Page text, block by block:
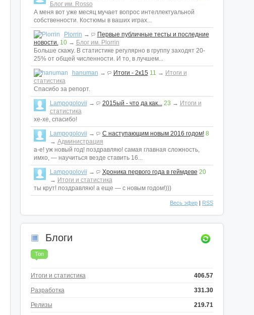
Блог им. Rosso
А меня вот уже месяц мучает вопрос интеллектуальной
собственности. Костюмы в ваших играх...
Plorrin →
Первые публичные тесты и последние
новости. 10→ Блог им. Plorrin
Больше скажу. В статистике регулярно в группу заходят 20-
25% от общей численности. И то, в лучшем...
hanuman → Итоги - 2к15 11 → Итоги и
статистика
Спасибо за репорт.
Lampogolovii → 2015ый - что да как... 23 → Итоги и
статистика
хе-хе, спасибо!
Lampogolovii → С наступающим новым 2016 годом! 8
→ Администрация
а-е! уж новый год! поздравляю! самая главная сложность,
имхо, — научиться везде ставить 16...
Lampogolovii → Хроника первого года в геймдеве 20
→ Итоги и статистика
ты крут! поздравляю! а еще — с новым годом!)))
Весь эфир| RSS
Блоги
Топ
Итоги и статистика 406.57
Разработка 331.30
Релизы 219.71